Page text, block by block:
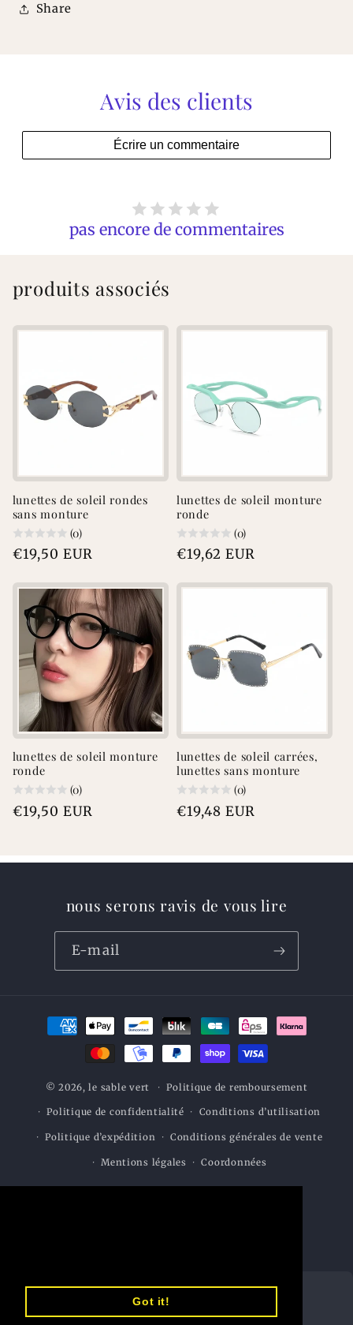
Got it!
Share
Avis des clients
Écrire un commentaire
pas encore de commentaires
produits associés
lunettes de soleil rondes
sans monture
(0)
Prix
€19,50 EUR
lunettes de soleil monture
ronde
(0)
Prix
€19,62 EUR
lunettes de soleil monture
ronde
(0)
Prix
€19,50 EUR
lunettes de soleil carrées,
lunettes sans monture
(0)
Prix
€19,48 EUR
nous serons ravis de vous lire
E-mail
Moyens
© 2026,le sable vert Politique de remboursement
Politique de confidentialité Conditions d’utilisation
Politique d’expédition Conditions générales de vente
Mentions légales Coordonnées
MOYENS DE PAIEMENT
SÉCURITÉ